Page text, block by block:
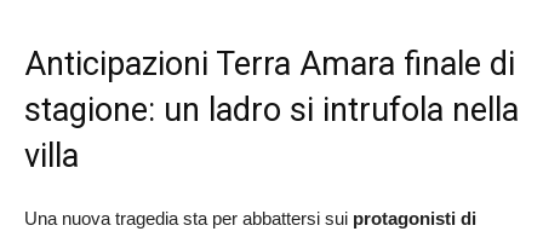
Anticipazioni Terra Amara finale di
stagione: un ladro si intrufola nella
villa
Una nuova tragedia sta per abbattersi sui protagonisti di